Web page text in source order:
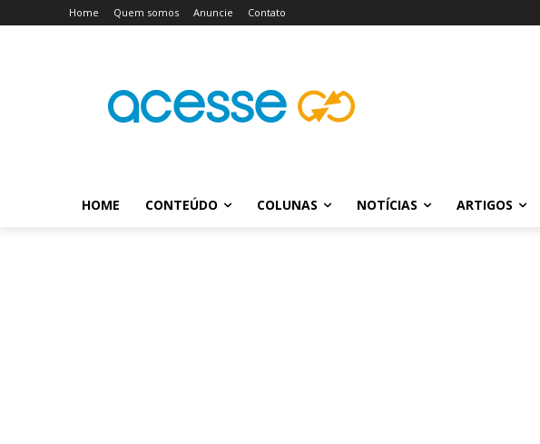
Home Quem somos Anuncie Contato
HOME CONTEÚDO COLUNAS NOTÍCIAS ARTIGOS